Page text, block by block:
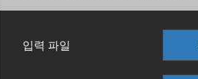
입력 파일